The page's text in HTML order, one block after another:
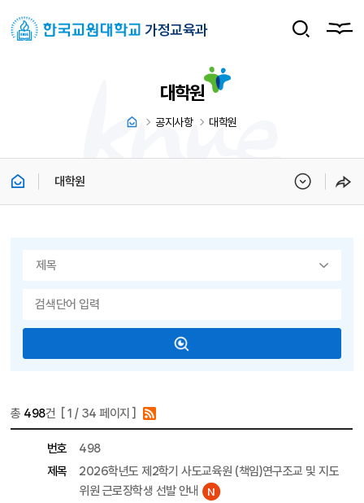
가정교육과
대학원
공지사항 대학원
대학원
총 498건 [1 / 34 페이지 ]
번호
498
제목
2026학년도 제2학기 사도교육원 (책임)연구조교 및 지도
위원 근로장학생 선발 안내